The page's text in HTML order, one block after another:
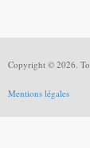
Copyright © 2026.
Mentions légales